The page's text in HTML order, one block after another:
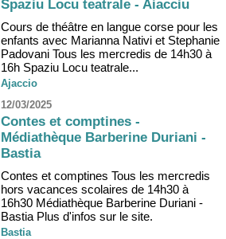
Spaziu Locu teatrale - Aiacciu
Cours de théâtre en langue corse pour les
enfants avec Marianna Nativi et Stephanie
Padovani Tous les mercredis de 14h30 à
16h Spaziu Locu teatrale...
Ajaccio
12/03/2025
Contes et comptines -
Médiathèque Barberine Duriani -
Bastia
Contes et comptines Tous les mercredis
hors vacances scolaires de 14h30 à
16h30 Médiathèque Barberine Duriani -
Bastia Plus d'infos sur le site.
Bastia